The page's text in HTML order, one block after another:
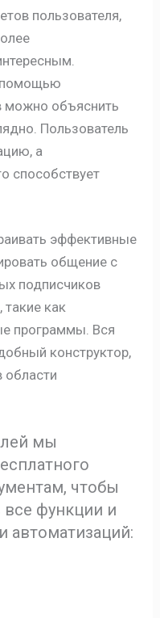
пользователя,
помощью
можно объяснить
Пользователь
а
способствует
эффективные
общение с
подписчиков
как
программы. Вся
конструктор,
области
мы
чтобы
функции и
автоматизаций: